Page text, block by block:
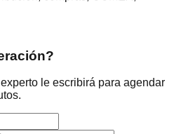
le escribirá para agendar